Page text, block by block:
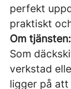
perfekt
praktiskt
Om tjänsten:
Som
verkstad
ligger på